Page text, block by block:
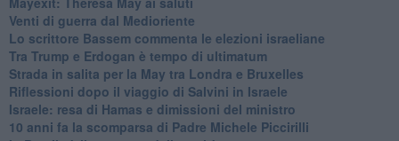
Venti di guerra dal Medioriente
Lo scrittore Bassem commenta le elezioni israeliane
Tra Trump e Erdogan è tempo di ultimatum
Strada in salita per la May tra Londra e Bruxelles
Riflessioni dopo il viaggio di Salvini in Israele
Israele: resa di Hamas e dimissioni del ministro
10 anni fa la scomparsa di Padre Michele Piccirilli